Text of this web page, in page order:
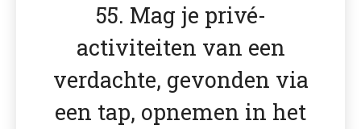
55. Mag je privé-
activiteiten van een
verdachte, gevonden via
een tap, opnemen in het